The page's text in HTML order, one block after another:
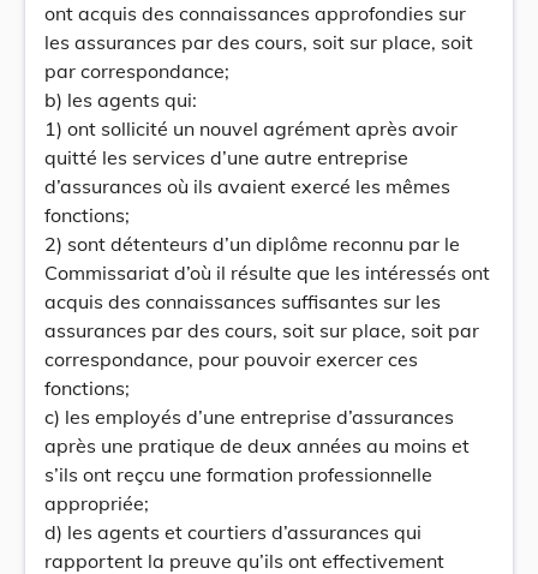
ont acquis des connaissances approfondies sur
les assurances par des cours, soit sur place, soit
par correspondance;
b) les agents qui:
1) ont sollicité un nouvel agrément après avoir
quitté les services d’une autre entreprise
d’assurances où ils avaient exercé les mêmes
fonctions;
2) sont détenteurs d’un diplôme reconnu par le
Commissariat d’où il résulte que les intéressés ont
acquis des connaissances suffisantes sur les
assurances par des cours, soit sur place, soit par
correspondance, pour pouvoir exercer ces
fonctions;
c) les employés d’une entreprise d’assurances
après une pratique de deux années au moins et
s’ils ont reçcu une formation professionnelle
appropriée;
d) les agents et courtiers d’assurances qui
rapportent la preuve qu’ils ont effectivement